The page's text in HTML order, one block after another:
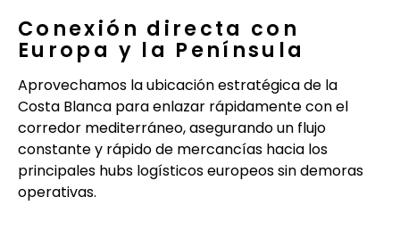
Conexión directa con
Europa y la Península
Aprovechamos la ubicación estratégica de la
Costa Blanca para enlazar rápidamente con el
corredor mediterráneo, asegurando un flujo
constante y rápido de mercancías hacia los
principales hubs logísticos europeos sin demoras
operativas.